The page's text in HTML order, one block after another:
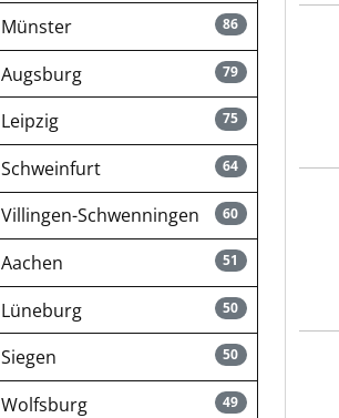
86
Münster
79
Augsburg
75
Leipzig
64
Schweinfurt
60
Villingen-Schwenningen
51
Aachen
50
Lüneburg
50
Siegen
49
Wolfsburg